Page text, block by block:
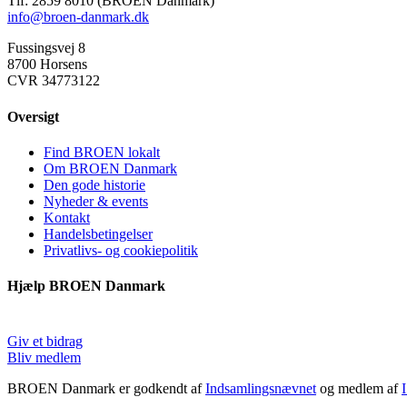
info@broen-danmark.dk
Fussingsvej 8
8700 Horsens
CVR 34773122
Oversigt
Find BROEN lokalt
Om BROEN Danmark
Den gode historie
Nyheder & events
Kontakt
Handelsbetingelser
Privatlivs- og cookiepolitik
Hjælp BROEN Danmark
Giv et bidrag
Bliv medlem
BROEN Danmark er godkendt afIndsamlingsnævnetog medlem af